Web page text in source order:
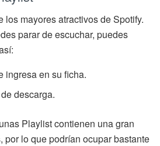
los mayores atractivos de Spotify.
parar de escuchar, puedes
ingresa en su ficha.
descarga.
Playlist contienen una gran
por lo que podrían ocupar bastante